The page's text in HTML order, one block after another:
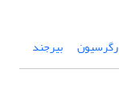
رگرسیون بیرجند